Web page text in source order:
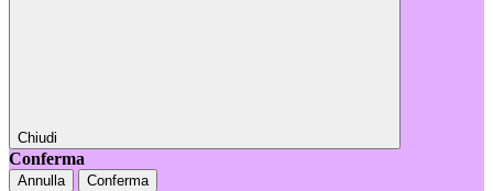
Chiudi
Conferma
Annulla Conferma